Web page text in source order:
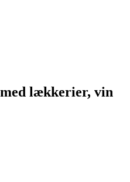
lækkerier, vin